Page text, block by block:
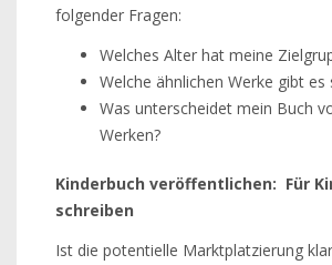
folgender Fragen:
Welches Alter hat meine
Welche ähnlichen Werke gibt es
Was unterscheidet mein Buch
Werken?
Kinderbuch veröffentlichen: Für
schreiben
Ist die potentielle Marktplatzierung